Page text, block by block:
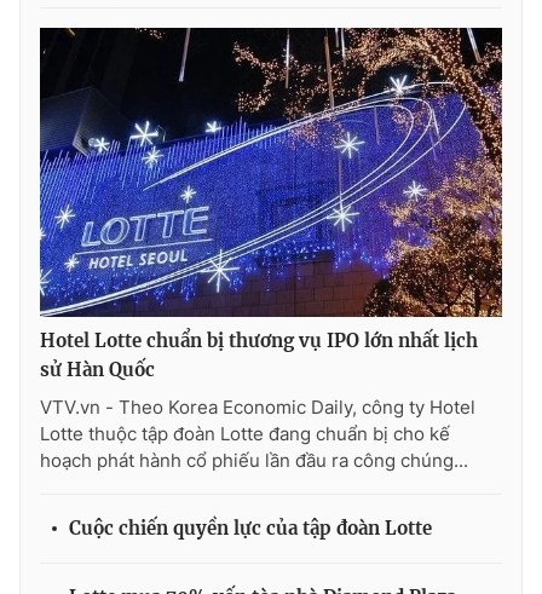
Emagazine Podcast
Photo Infographic
Video Shorts video
VTV Money VTV Thể thao
VTV Sức khoẻ Bất động sản
Thị trường 24h
VTV4 Vươn mình bằng AI
VTV8
Liên hệ tòa soạn English
Hotel Lotte chuẩn bị thương vụ IPO lớn nhất lịch
sử Hàn Quốc
VTV.vn - Theo Korea Economic Daily, công ty Hotel
Lotte thuộc tập đoàn Lotte đang chuẩn bị cho kế
hoạch phát hành cổ phiếu lần đầu ra công chúng...
Cuộc chiến quyền lực của tập đoàn Lotte